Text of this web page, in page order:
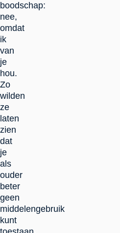
boodschap:
nee,
omdat
ik
van
je
hou.
Zo
wilden
ze
laten
zien
dat
je
als
ouder
beter
geen
middelengebruik
kunt